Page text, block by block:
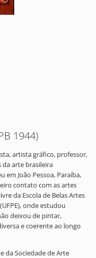
1944)
artista gráfico, professor,
arte brasileira
em João Pessoa, Paraíba,
contato com as artes
da Escola de Belas Artes
onde estudou
deixou de pintar,
e coerente ao longo
da Sociedade de Arte